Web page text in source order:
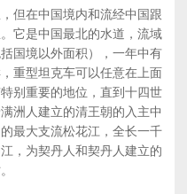
在中国境内和流经中国跟
它是中国最北的水道，流域
国境以外面积），一年中有
重型坦克车可以任意在上面
别重要的地位，直到十四世
洲人建立的清王朝的入主中
最大支流松花江，全长一千
，为契丹人和契丹人建立的